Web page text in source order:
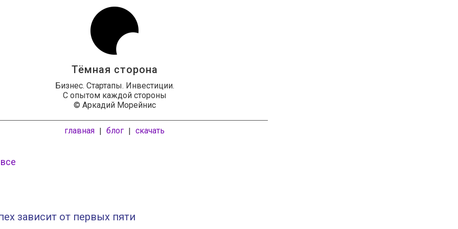
Тёмная сторона
Бизнес. Стартапы. Инвестиции.
С опытом каждой стороны
© Аркадий Морейнис
главная | блог | скачать
зависит от первых пяти